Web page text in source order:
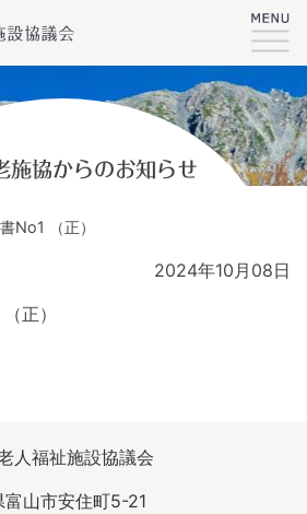
施協からのお知らせ
No1 （正）
2024年10月08日
正）
人福祉施設協議会
山市安住町5-21